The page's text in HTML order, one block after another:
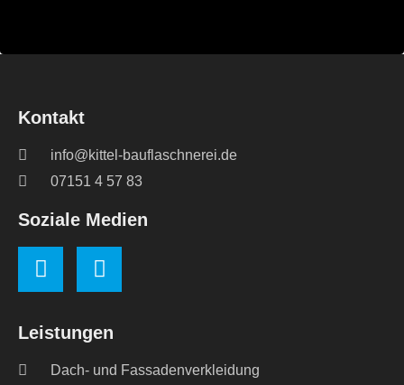
Leistungen
Dach- und Fassadenverkleidung
Kontakt
info@kittel-bauflaschnerei.de
07151 4 57 83
Soziale Medien